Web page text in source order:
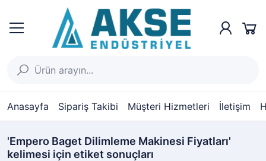
Anasayfa Sipariş Takibi Müşteri Hizmetleri İletişim
'Empero Baget Dilimleme Makinesi Fiyatları'
kelimesi için etiket sonuçları